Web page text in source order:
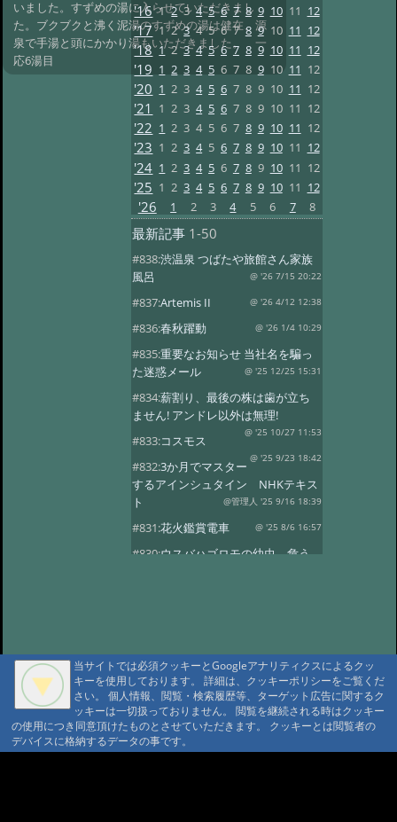
いました。すずめの湯に入らせていただきまし
た。ブクブクと沸く泥湯のすずめの湯は健在、源
泉で手湯と頭にかかり湯もいただきました。 一
応6湯目
'16 1 2 3 4 5 6 7 8 9 10 11 12
'17 1 2 3 4 5 6 7 8 9 10 11 12
'18 1 2 3 4 5 6 7 8 9 10 11 12
'19 1 2 3 4 5 6 7 8 9 10 11 12
'20 1 2 3 4 5 6 7 8 9 10 11 12
'21 1 2 3 4 5 6 7 8 9 10 11 12
'22 1 2 3 4 5 6 7 8 9 10 11 12
'23 1 2 3 4 5 6 7 8 9 10 11 12
'24 1 2 3 4 5 6 7 8 9 10 11 12
'25 1 2 3 4 5 6 7 8 9 10 11 12
'26 1 2 3 4 5 6 7 8
最新記事 1-50
#838:渋温泉 つばたや旅館さん家族
風呂
@ '26 7/15 20:22
#837:Artemis II @ '26 4/12 12:38
#836:春秋躍動 @ '26 1/4 10:29
#835:重要なお知らせ 当社名を騙っ
た迷惑メール
@ '25 12/25 15:31
#834:薪割り、最後の株は歯が立ち
ません! アンドレ以外は無理!
@ '25 10/27 11:53
#833:コスモス
@ '25 9/23 18:42
#832:3か月でマスター
するアインシュタイン NHKテキス
ト
@管理人 '25 9/16 18:39
#831:花火鑑賞電車 @ '25 8/6 16:57
#830:ウスバハゴロモの幼虫、危う
#827:渋谷富ヶ谷でネマガリダケ
@ '25 6/22 14:18
#826: 使用電力量最少
記録達成!
@ '25 6/20 20:13
#825:停電 地域1580戸 @ '25 5/7 13:28
当サイトでは必須クッキーとGoogleアナリティクスによるクッ
キーを使用しております。 詳細は、クッキーポリシーをご覧くだ
さい。 個人情報、閲覧・検索履歴等、ターゲット広告に関するク
ッキーは一切扱っておりません。 閲覧を継続される時はクッキー
の使用につき同意頂けたものとさせていただきます。 クッキーとは閲覧者の
デバイスに格納するデータの事です。